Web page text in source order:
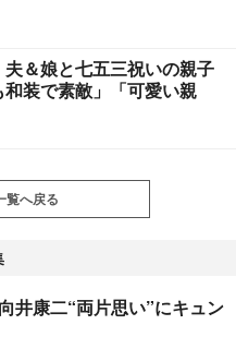
＆娘と七五三祝いの親子
装で素敵」「可愛い親
覧へ戻る
井康二“両片思い”にキュン